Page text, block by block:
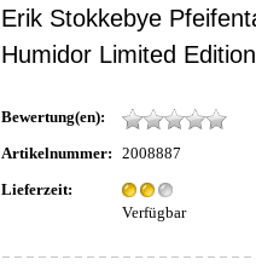
Erik Stokkebye
Humidor Limited Edition
Bewertung(en):
Artikelnummer: 2008887
Lieferzeit:
Verfügbar